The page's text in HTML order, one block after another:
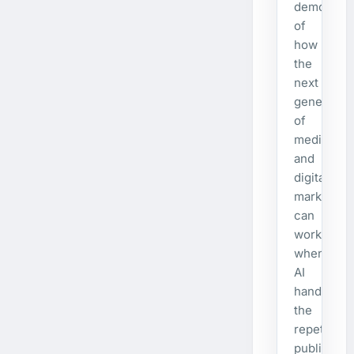
of
how
the
next
generation
of
media
and
digital
marketing
can
work
when
AI
handles
the
repetitive
publishing